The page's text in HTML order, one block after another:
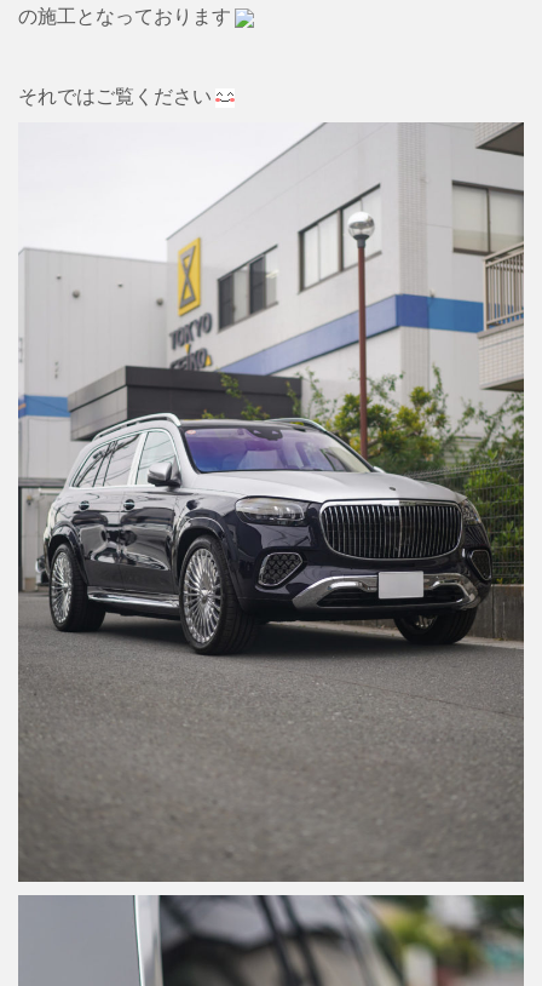
の施工となっております
それではご覧ください